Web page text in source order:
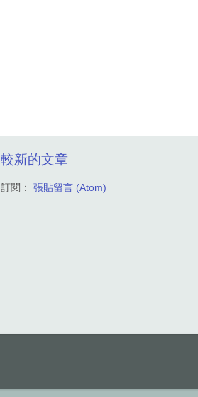
較新的文章
訂閱： 張貼留言 (Atom)